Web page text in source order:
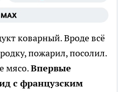
коварный. Вроде всё
пожарил, посолил.
мясо.Впервые
с французским